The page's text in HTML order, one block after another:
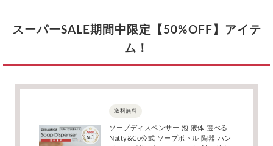
スーパーSALE期間中限定【50%OFF】アイテ
ム！
送料無料
ソープディスペンサー 泡 液体 選べる
Natty&Co公式 ソープボトル 陶器 ハン